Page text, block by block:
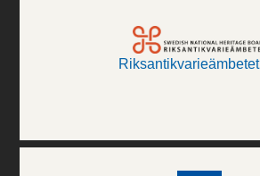
Riksantikvarieämbetet